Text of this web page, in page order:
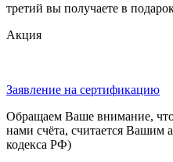
третий вы получаете в
Акция
Заявление на сертификацию
Обращаем Ваше внимание,
нами счёта, считается Вашим
кодекса РФ)